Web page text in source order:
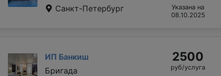
Санкт-Петербург
Указана на
08.10.2025
ИП Банкиш
Бригада
2500
руб/услуга